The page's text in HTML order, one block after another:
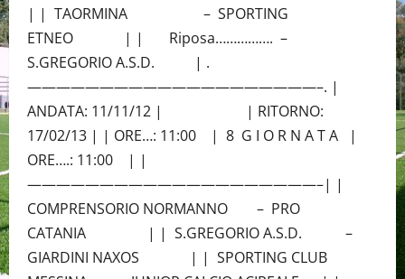
| | TAORMINA – SPORTING
ETNEO | | Riposa……………. –
S.GREGORIO A.S.D. | .
————————————————————–. |
ANDATA: 11/11/12 | | RITORNO:
17/02/13 | | ORE…: 11:00 | 8 G I O R N A T A |
ORE….: 11:00 | |
————————————————————–| |
COMPRENSORIO NORMANNO – PRO
CATANIA | | S.GREGORIO A.S.D. –
GIARDINI NAXOS | | SPORTING CLUB